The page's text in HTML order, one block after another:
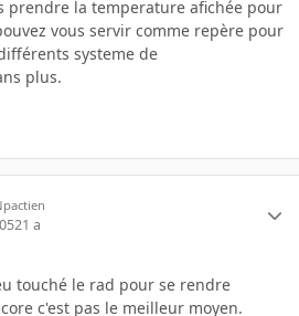
prendre la temperature afichée pour
vous servir comme repère pour
systeme de
plus.
21 a
touché le rad pour se rendre
c'est pas le meilleur moyen.